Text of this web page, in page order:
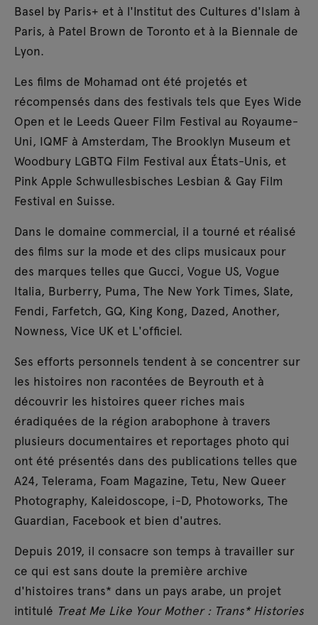
Basel by Paris+ et à l'Institut des Cultures d'Islam à
Paris, à Patel Brown de Toronto et à la Biennale de
Lyon.
Les films de Mohamad ont été projetés et
récompensés dans des festivals tels que Eyes Wide
Open et le Leeds Queer Film Festival au Royaume-
Uni, IQMF à Amsterdam, The Brooklyn Museum et
Woodbury LGBTQ Film Festival aux États-Unis, et
Pink Apple Schwullesbisches Lesbian & Gay Film
Festival en Suisse.
Dans le domaine commercial, il a tourné et réalisé
des films sur la mode et des clips musicaux pour
des marques telles que Gucci, Vogue US, Vogue
Italia, Burberry, Puma, The New York Times, Slate,
Fendi, Farfetch, GQ, King Kong, Dazed, Another,
Nowness, Vice UK et L'officiel.
Ses efforts personnels tendent à se concentrer sur
les histoires non racontées de Beyrouth et à
découvrir les histoires queer riches mais
éradiquées de la région arabophone à travers
plusieurs documentaires et reportages photo qui
ont été présentés dans des publications telles que
A24, Telerama, Foam Magazine, Tetu, New Queer
Photography, Kaleidoscope, i-D, Photoworks, The
Guardian, Facebook et bien d'autres.
Depuis 2019, il consacre son temps à travailler sur
ce qui est sans doute la première archive
d'histoires trans* dans un pays arabe, un projet
intitulé Treat Me Like Your Mother : Trans* Histories